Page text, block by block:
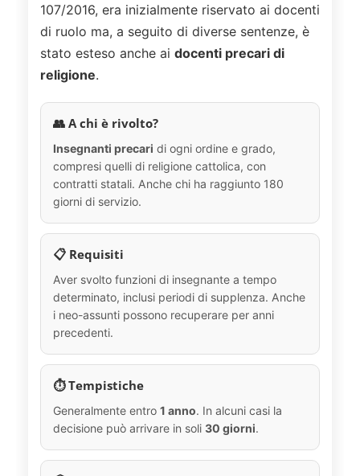
107/2016, era inizialmente riservato ai docenti
di ruolo ma, a seguito di diverse sentenze, è
stato esteso anche ai docenti precari di
religione.
👥 A chi è rivolto?
Insegnanti precari di ogni ordine e grado,
compresi quelli di religione cattolica, con
contratti statali. Anche chi ha raggiunto 180
giorni di servizio.
📋 Requisiti
Aver svolto funzioni di insegnante a tempo
determinato, inclusi periodi di supplenza. Anche
i neo-assunti possono recuperare per anni
precedenti.
⏱️ Tempistiche
Generalmente entro 1 anno. In alcuni casi la
decisione può arrivare in soli 30 giorni.